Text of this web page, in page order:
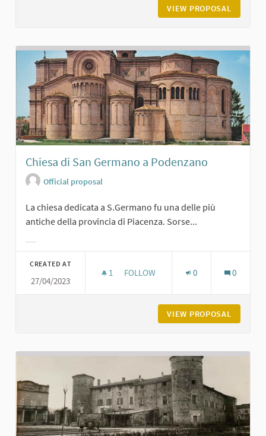
VIEW PROPOSAL
Chiesa di San Germano a Podenzano
Official proposal
La chiesa dedicata a S.Germano fu una delle più
antiche della provincia di Piacenza. Sorse...
CREATED AT
27/04/2023
1 1 FOLLOWER
FOLLOW 0 0
VIEW PROPOSAL